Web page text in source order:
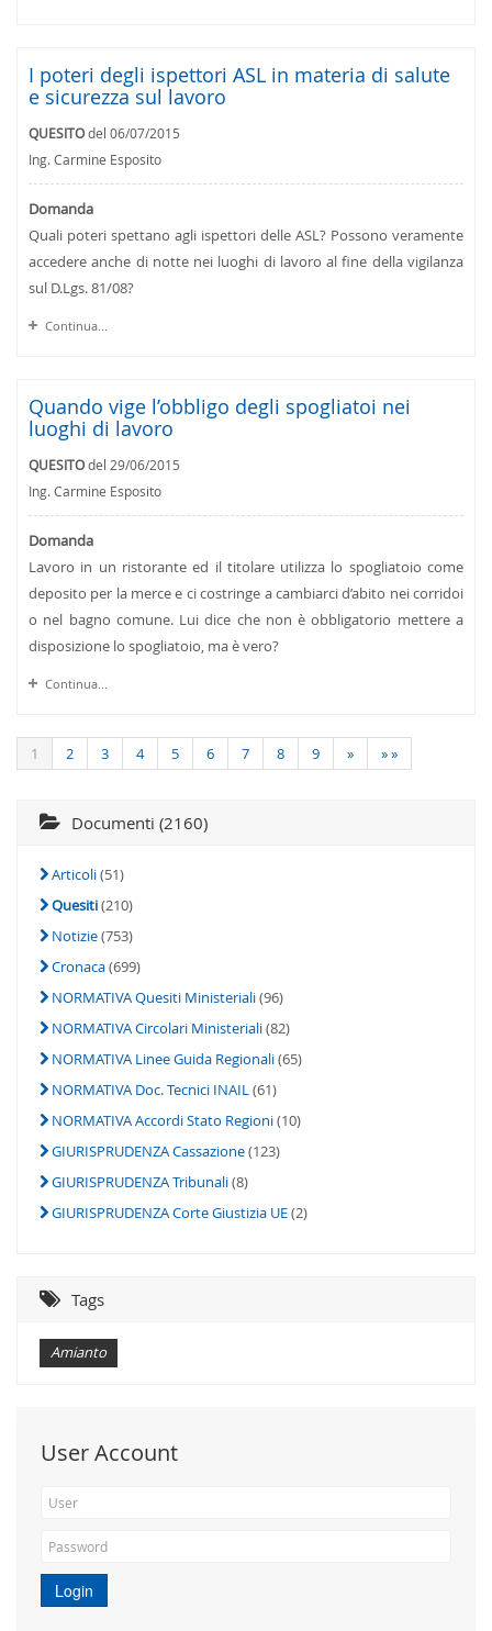
I poteri degli ispettori ASL in materia di salute
e sicurezza sul lavoro
QUESITOdel 06/07/2015
Ing. Carmine Esposito
Domanda
Quali poteri spettano agli ispettori delle ASL? Possono veramente
accedere anche di notte nei luoghi di lavoro al fine della vigilanza
sul D.Lgs. 81/08?
Continua...
Quando vige l’obbligo degli spogliatoi nei
luoghi di lavoro
QUESITOdel 29/06/2015
Ing. Carmine Esposito
Domanda
Lavoro in un ristorante ed il titolare utilizza lo spogliatoio come
deposito per la merce e ci costringe a cambiarci d’abito nei corridoi
o nel bagno comune. Lui dice che non è obbligatorio mettere a
disposizione lo spogliatoio, ma è vero?
Continua...
1 2 3 4 5 6 7 8 9 » » »
Documenti (2160)
Articoli(51)
Quesiti(210)
Notizie(753)
Cronaca(699)
NORMATIVA Quesiti Ministeriali(96)
NORMATIVA Circolari Ministeriali(82)
NORMATIVA Linee Guida Regionali(65)
NORMATIVA Doc. Tecnici INAIL(61)
NORMATIVA Accordi Stato Regioni(10)
GIURISPRUDENZA Cassazione(123)
GIURISPRUDENZA Tribunali(8)
GIURISPRUDENZA Corte Giustizia UE(2)
Tags
Amianto
User Account
Login